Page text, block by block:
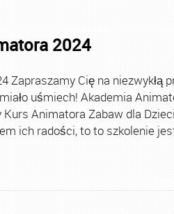
2024
Zapraszamy Cię na niezwykłą
uśmiech! Akademia
Animatora Zabaw dla
ich radości, to to szkolenie